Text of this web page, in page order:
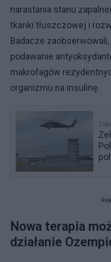
narastania stanu
tkanki tłuszczowej i
Badacze
podawanie
makrofagów
organizmu na insulinę.
Nowa terapia
działanie